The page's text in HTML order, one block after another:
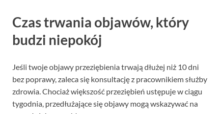
Czas trwania objawów, który
budzi niepokój
Jeśli twoje objawy przeziębienia trwają dłużej niż 10 dni
bez poprawy, zaleca się konsultację z pracownikiem służby
zdrowia. Chociaż większość przeziębień ustępuje w ciągu
tygodnia, przedłużające się objawy mogą wskazywać na